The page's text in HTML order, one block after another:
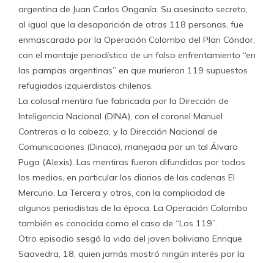
argentina de Juan Carlos Onganía. Su asesinato secreto,
al igual que la desaparición de otras 118 personas, fue
enmascarado por la Operación Colombo del Plan Cóndor,
con el montaje periodístico de un falso enfrentamiento “en
las pampas argentinas” en que murieron 119 supuestos
refugiados izquierdistas chilenos.
La colosal mentira fue fabricada por la Dirección de
Inteligencia Nacional (DINA), con el coronel Manuel
Contreras a la cabeza, y la Dirección Nacional de
Comunicaciones (Dinaco), manejada por un tal Álvaro
Puga (Alexis). Las mentiras fueron difundidas por todos
los medios, en particular los diarios de las cadenas El
Mercurio, La Tercera y otros, con la complicidad de
algunos periodistas de la época. La Operación Colombo
también es conocida como el caso de “Los 119”.
Otro episodio sesgó la vida del joven boliviano Enrique
Saavedra, 18, quien jamás mostró ningún interés por la